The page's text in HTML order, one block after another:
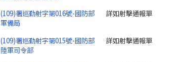
(109)署巡勤射字第016號-國防部
軍備局
詳如射擊通報單
(109)署巡勤射字第015號-國防部
陸軍司令部
詳如射擊通報單